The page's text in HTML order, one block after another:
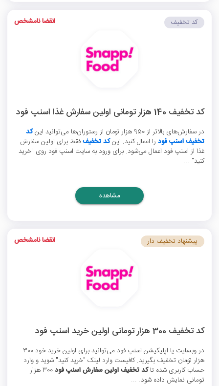
کد تخفیف 140 هزار تومانی اولین سفارش غذا اسنپ فود
در سفارش‌های بالاتر از 950 هزار تومان از رستوران‌ها می‌توانید این
کد
تخفیف اسنپ فود را اعمال کنید. اینکد تخفیففقط برای اولین سفارش
غذا از اسنپ فود اعمال می‌شود. برای ورود به سایت اسنپ فود روی "خرید
کنید" ...
کد تخفیف انقضا نامشخص
مشاهده
کد تخفیف 300 هزار تومانی اولین خرید اسنپ فود
در وبسایت یا اپلیکیشن اسنپ فود می‌توانید برای اولین خرید خود 300
هزار تومان تخفیف بگیرید. کافیست وارد لینک "خرید کنید" شوید و وارد
حساب کاربری شده تاکد تخفیف اولین سفارش اسنپ فود
300 هزار
تومانی نمایش داده شود. ...
پیشنهاد تخفیف دار انقضا نامشخص